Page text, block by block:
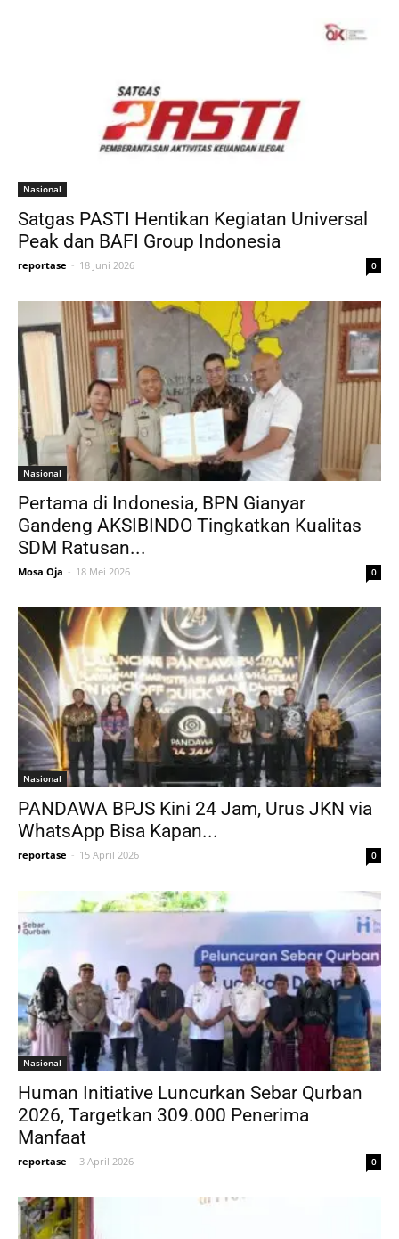
Nasional
Satgas PASTI Hentikan Kegiatan Universal
Peak dan BAFI Group Indonesia
reportase - 18 Juni 2026 0
Nasional
Pertama di Indonesia, BPN Gianyar
Gandeng AKSIBINDO Tingkatkan Kualitas
SDM Ratusan...
Mosa Oja - 18 Mei 2026 0
Nasional
PANDAWA BPJS Kini 24 Jam, Urus JKN via
WhatsApp Bisa Kapan...
reportase - 15 April 2026 0
Nasional
Human Initiative Luncurkan Sebar Qurban
2026, Targetkan 309.000 Penerima
Manfaat
reportase - 3 April 2026 0